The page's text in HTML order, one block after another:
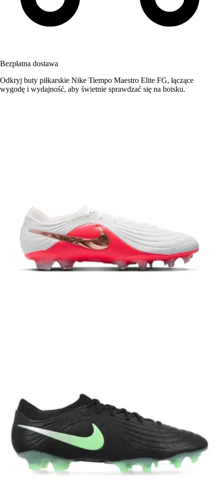
Bezpłatna dostawa
Odkryj buty piłkarskie Nike Tiempo Maestro Elite FG, łączące
wygodę i wydajność, aby świetnie sprawdzać się na boisku.